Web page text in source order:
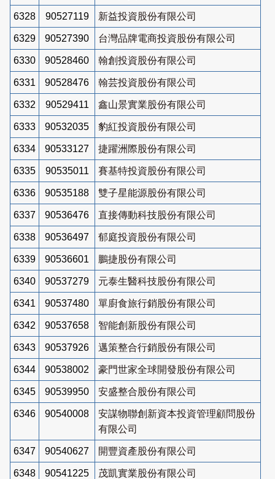
6328 90527119 新益投資股份有限公司
6329 90527390 台灣品牌電商投資股份有限公司
6330 90528460 翰創投資股份有限公司
6331 90528476 翰芸投資股份有限公司
6332 90529411 鑫山景實業股份有限公司
6333 90532035 豹紅投資股份有限公司
6334 90533127 捷躍洲際股份有限公司
6335 90535011 賽基特投資股份有限公司
6336 90535188 雙子星能源股份有限公司
6337 90536476 直接傳動科技股份有限公司
6338 90536497 郁庭投資股份有限公司
6339 90536601 鵬捷股份有限公司
6340 90537279 元泰生醫科技股份有限公司
6341 90537480 單廚食旅行銷股份有限公司
6342 90537658 智能創新股份有限公司
6343 90537926 邁策整合行銷股份有限公司
6344 90538002 豪門世家全球開發股份有限公司
6345 90539950 安盛整合股份有限公司
6346 90540008
安謀物聯創新資本投資管理顧問股份
有限公司
6347 90540627 開豐資產股份有限公司
6348 90541225 茂凱實業股份有限公司